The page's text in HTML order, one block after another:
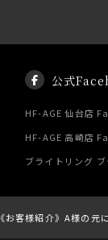
公式
HF-AGE 仙台店
HF-AGE 高崎店
ブライトリング
《お客様紹介》A様の